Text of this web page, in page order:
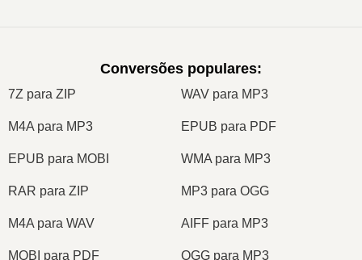
Conversões populares:
7Z para ZIP WAV para MP3
M4A para MP3 EPUB para PDF
EPUB para MOBI WMA para MP3
RAR para ZIP MP3 para OGG
M4A para WAV AIFF para MP3
MOBI para PDF OGG para MP3